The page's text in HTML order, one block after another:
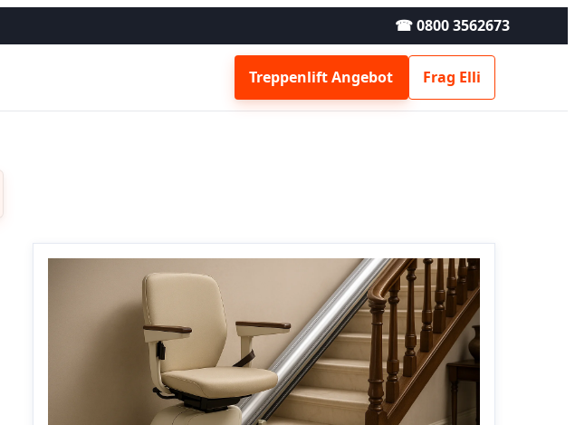
☎ 0800 3562673
Treppenlift Angebot Frag Elli